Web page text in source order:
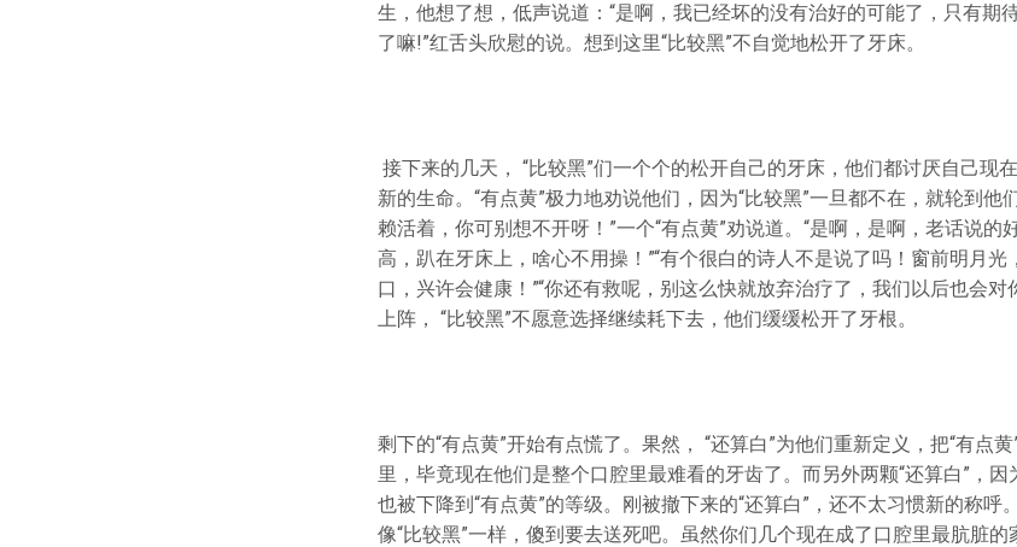
生，他想了想，低声说道：“是啊，我已经坏的没有治好的可能了，只有期
了嘛!”红舌头欣慰的说。想到这里“比较黑”不自觉地松开了牙床。
接下来的几天， “比较黑”们一个个的松开自己的牙床，他们都讨厌自己现
新的生命。“有点黄”极力地劝说他们，因为“比较黑”一旦都不在，就轮到他
赖活着，你可别想不开呀！”一个“有点黄”劝说道。“是啊，是啊，老话说的
高，趴在牙床上，啥心不用操！”“有个很白的诗人不是说了吗！窗前明月
口，兴许会健康！”“你还有救呢，别这么快就放弃治疗了，我们以后也会对
上阵， “比较黑”不愿意选择继续耗下去，他们缓缓松开了牙根。
剩下的“有点黄”开始有点慌了。果然， “还算白”为他们重新定义，把“有点
里，毕竟现在他们是整个口腔里最难看的牙齿了。而另外两颗“还算白”，因
也被下降到“有点黄”的等级。刚被撤下来的“还算白”，还不太习惯新的称呼
像“比较黑”一样，傻到要去送死吧。虽然你们几个现在成了口腔里最肮脏